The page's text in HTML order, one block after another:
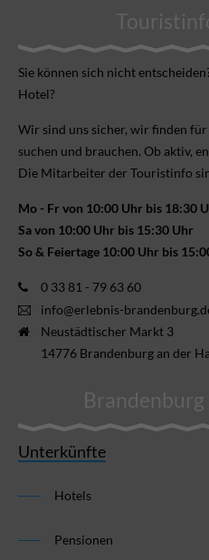
Sie können sich nicht
Hotel?
Wir sind uns sicher, wir finden für
suchen und brauchen. Ob aktiv,
Die Mitarbeiter der Touristinfo
Mo - Fr von 10:00 Uhr bis 18:30
Sa von 10:00 Uhr bis 15:30 Uhr
So & Feiertage 10:00 Uhr bis
0 33 81 - 79 63 60
info@erlebnis-
Neustädtischer Markt 3
14776 Brandenburg an der
Brandenburg
Unterkünfte
Hotels
Pensionen